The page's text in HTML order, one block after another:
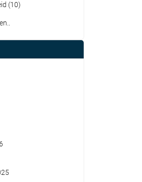
(10)